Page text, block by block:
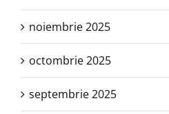
noiembrie 2025
octombrie 2025
septembrie 2025